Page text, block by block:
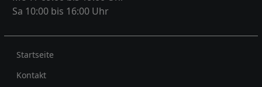
Sa 10:00 bis 16:00 Uhr
Rechtliches
Startseite
Kontakt